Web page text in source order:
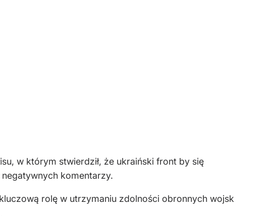
w którym stwierdził, że ukraiński front by się
negatywnych komentarzy.
rolę w utrzymaniu zdolności obronnych wojsk